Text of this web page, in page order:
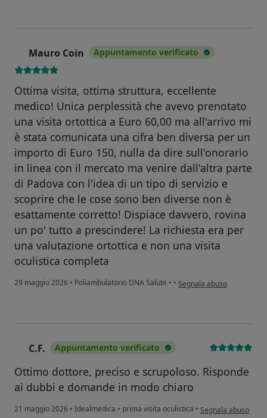
Mauro Coin Appuntamento verificato
Ottima visita, ottima struttura, eccellente
medico! Unica perplessità che avevo prenotato
una visita ortottica a Euro 60,00 ma all'arrivo mi
è stata comunicata una cifra ben diversa per un
importo di Euro 150, nulla da dire sull'onorario
in linea con il mercato ma venire dall'altra parte
di Padova con l'idea di un tipo di servizio e
scoprire che le cose sono ben diverse non è
esattamente corretto! Dispiace davvero, rovina
un po' tutto a prescindere! La richiesta era per
una valutazione ortottica e non una visita
oculistica completa
29 maggio 2026 • Poliambulatorio DNA Salute • • secondo l'opinione
Segnala abuso
C.F. Appuntamento verificato
Ottimo dottore, preciso e scrupoloso. Risponde
ai dubbi e domande in modo chiaro
21 maggio 2026 • Idealmedica • prima visita oculistica • secondo l'opinione
Segnala abuso